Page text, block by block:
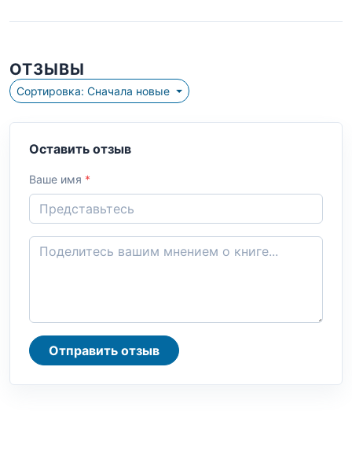
ОТЗЫВЫ
Сортировка: Сначала новые
Оставить отзыв
Ваше имя *
Отправить отзыв